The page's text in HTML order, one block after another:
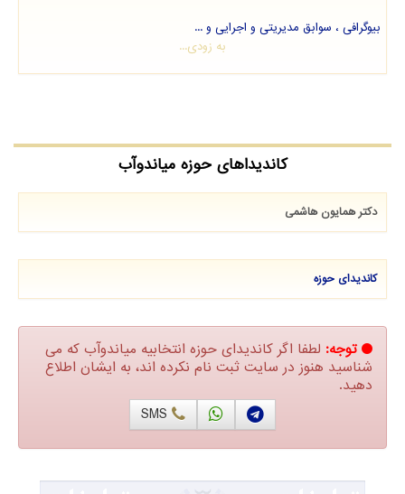
بیوگرافی ، سوابق مدیریتی و اجرایی و ...
به زودی...
کاندیداهای حوزه میاندوآب
دکتر همایون هاشمی
کاندیدای حوزه
توجه: لطفا اگر کاندیدای حوزه انتخابیه میاندوآب که می
شناسید هنوز در سایت ثبت نام نکرده اند، به ایشان اطلاع
دهید.